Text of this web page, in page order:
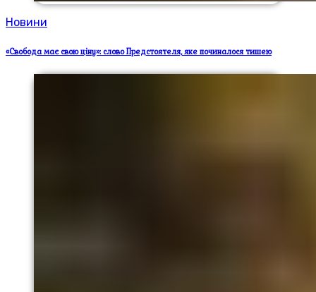
Новини
«Свобода має свою ціну»: слово Предстоятеля, яке починалося тишею